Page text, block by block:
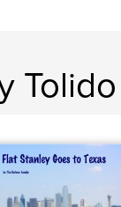
Tolido